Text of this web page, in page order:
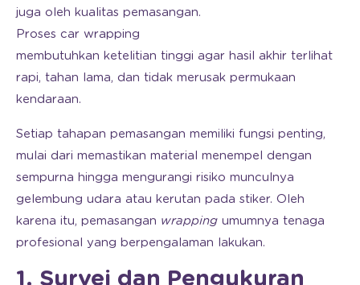
juga oleh kualitas pemasangan.
Proses car wrapping
membutuhkan ketelitian tinggi agar hasil akhir terlihat
rapi, tahan lama, dan tidak merusak permukaan
kendaraan.
Setiap tahapan pemasangan memiliki fungsi penting,
mulai dari memastikan material menempel dengan
sempurna hingga mengurangi risiko munculnya
gelembung udara atau kerutan pada stiker. Oleh
karena itu, pemasangan wrapping umumnya tenaga
profesional yang berpengalaman lakukan.
1. Survei dan Pengukuran